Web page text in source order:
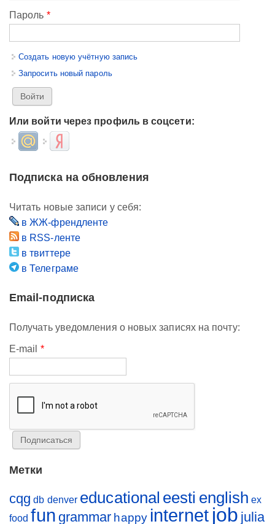
Пароль *
Создать новую учётную запись
Запросить новый пароль
Или войти через профиль в соцсети:
Login with Mail.ruLogin with Яндекс
Подписка на обновления
Читать новые записи у себя:
в ЖЖ-френдленте
в RSS-ленте
в твиттере
в Телеграме
Email-подписка
Получать уведомления о новых записях на почту:
E-mail *
Метки
cqg db denver educational eesti english ex
food fun grammar happy internet job julia